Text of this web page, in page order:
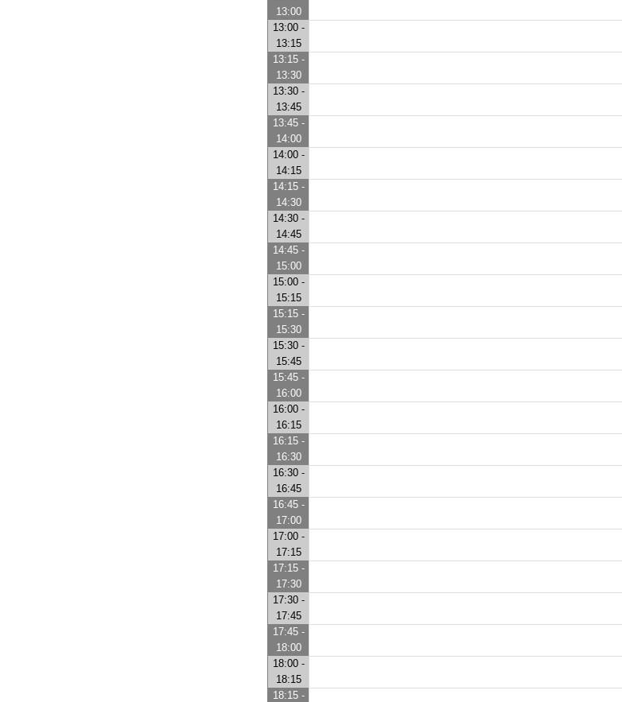
13:00
13:00 -
13:15
13:15 -
13:30
13:30 -
13:45
13:45 -
14:00
14:00 -
14:15
14:15 -
14:30
14:30 -
14:45
14:45 -
15:00
15:00 -
15:15
15:15 -
15:30
15:30 -
15:45
15:45 -
16:00
16:00 -
16:15
16:15 -
16:30
16:30 -
16:45
16:45 -
17:00
17:00 -
17:15
17:15 -
17:30
17:30 -
17:45
17:45 -
18:00
18:00 -
18:15
18:15 -